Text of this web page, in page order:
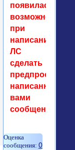
появилась
возможность
при
написании
ЛС
сделать
предпросмотр
написанного
вами
сообщения.
0